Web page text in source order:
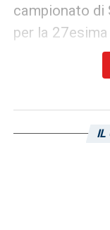
campionato di
per la
giocare
La squadra
salvezza. I
IL